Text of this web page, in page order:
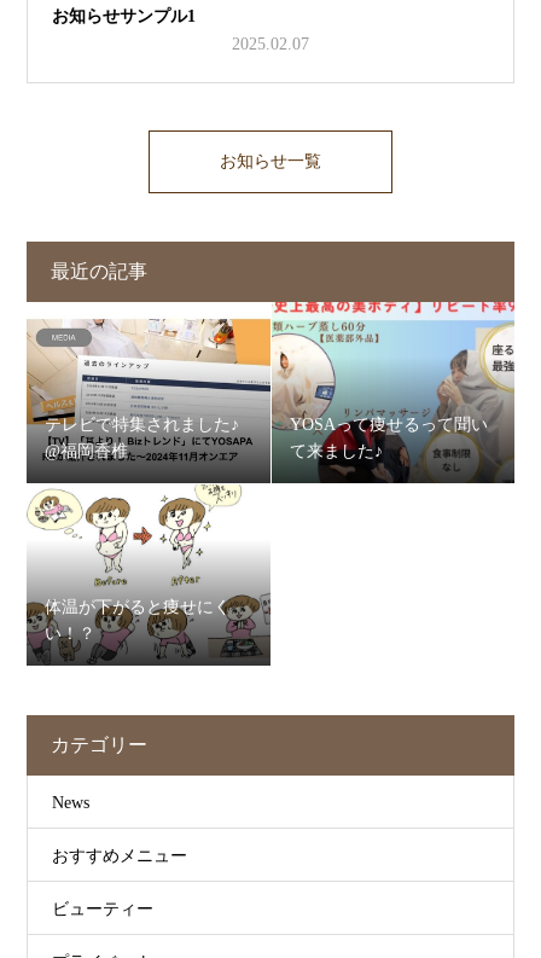
お知らせサンプル1
2025.02.07
お知らせ一覧
最近の記事
テレビで特集されました♪
@福岡香椎
YOSAって痩せるって聞い
て来ました♪
体温が下がると痩せにく
い！？
カテゴリー
News
おすすめメニュー
ビューティー